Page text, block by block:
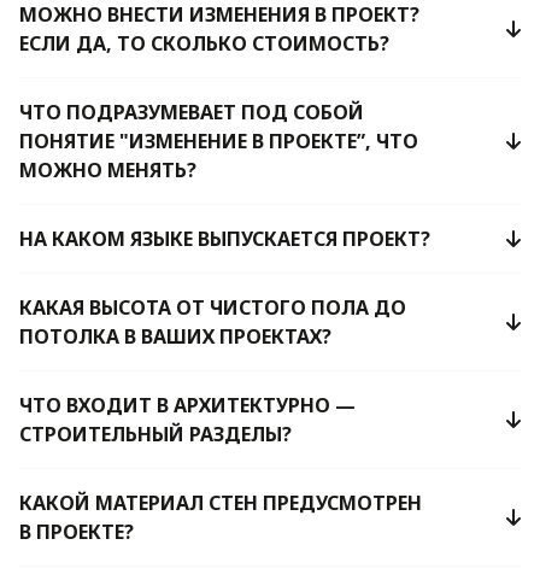
МОЖНО ВНЕСТИ ИЗМЕНЕНИЯ В ПРОЕКТ?
ЕСЛИ ДА, ТО СКОЛЬКО СТОИМОСТЬ?
ЧТО ПОДРАЗУМЕВАЕТ ПОД СОБОЙ
ПОНЯТИЕ "ИЗМЕНЕНИЕ В ПРОЕКТЕ”, ЧТО
МОЖНО МЕНЯТЬ?
НА КАКОМ ЯЗЫКЕ ВЫПУСКАЕТСЯ ПРОЕКТ?
КАКАЯ ВЫСОТА ОТ ЧИСТОГО ПОЛА ДО
ПОТОЛКА В ВАШИХ ПРОЕКТАХ?
ЧТО ВХОДИТ В АРХИТЕКТУРНО —
СТРОИТЕЛЬНЫЙ РАЗДЕЛЫ?
КАКОЙ МАТЕРИАЛ СТЕН ПРЕДУСМОТРЕН
В ПРОЕКТЕ?